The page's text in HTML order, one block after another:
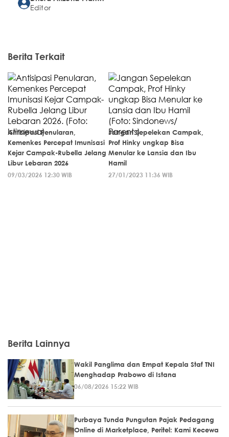
Editor
Berita Terkait
Antisipasi Penularan,
Kemenkes Percepat Imunisasi
Kejar Campak-Rubella Jelang
Libur Lebaran 2026
09/03/2026 12:30 WIB
Jangan Sepelekan Campak,
Prof Hinky ungkap Bisa
Menular ke Lansia dan Ibu
Hamil
27/01/2023 11:36 WIB
Berita Lainnya
Wakil Panglima dan Empat Kepala Staf TNI
Menghadap Prabowo di Istana
06/08/2026 15:22 WIB
Purbaya Tunda Pungutan Pajak Pedagang
Online di Marketplace, Peritel: Kami Kecewa